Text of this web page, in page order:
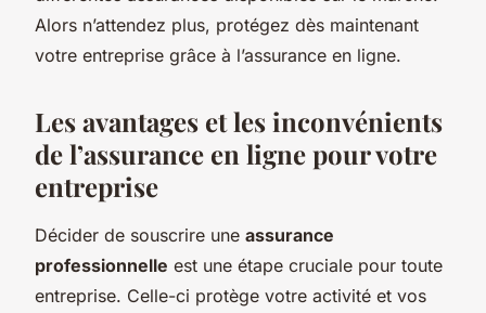
Alors n’attendez plus, protégez dès maintenant
votre entreprise grâce à l’assurance en ligne.
Les avantages et les inconvénients
de l’assurance en ligne pour votre
entreprise
Décider de souscrire une assurance
professionnelle est une étape cruciale pour toute
entreprise. Celle-ci protège votre activité et vos